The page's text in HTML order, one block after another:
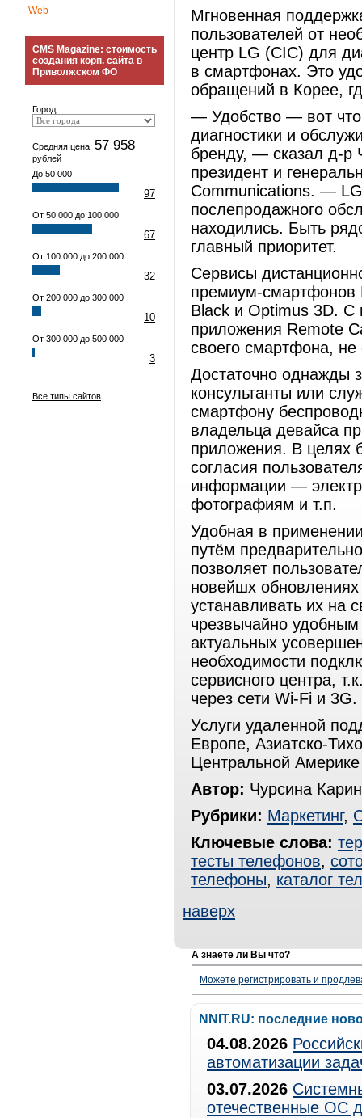
Web
CMS Magazine: стоимость
создания корп. сайта в
Приволжском ФО
Город:
Средняя цена: 57 958
рублей
До 50 000
97
От 50 000 до 100 000
67
От 100 000 до 200 000
32
От 200 000 до 300 000
10
От 300 000 до 500 000
3
Все типы сайтов
Мгновенная
пользователей от
центр LG (CIC) для
в смартфонах. Это
обращений в Корее,
― Удобство ― вот что
диагностики и
бренду, ― сказал д-р
президент и
Communications. ―
послепродажного
находились. Быть
главный приоритет.
Сервисы
премиум-смартфонов
Black и Optimus 3D. С
приложения Remote
своего смартфона,
Достаточно однажды
консультанты или
смартфону
владельца девайса
приложения. В целях
согласия
информации ―
фотографиям и т.п.
Удобная в
путём
позволяет
новейшх обновлениях
устанавливать их на
чрезвычайно
актуальных
необходимости
сервисного центра,
через сети Wi-Fi и 3G.
Услуги удаленной
Европе, Азиатско-
Центральной
Автор: Чурсина
Рубрики: Маркетинг,
Ключевые слова:
тесты телефонов,
телефоны, каталог
наверх
А знаете ли Вы что?
Можете регистрировать и
NNIT.RU: последние
04.08.2026
автоматизации
03.07.2026
отечественные ОС